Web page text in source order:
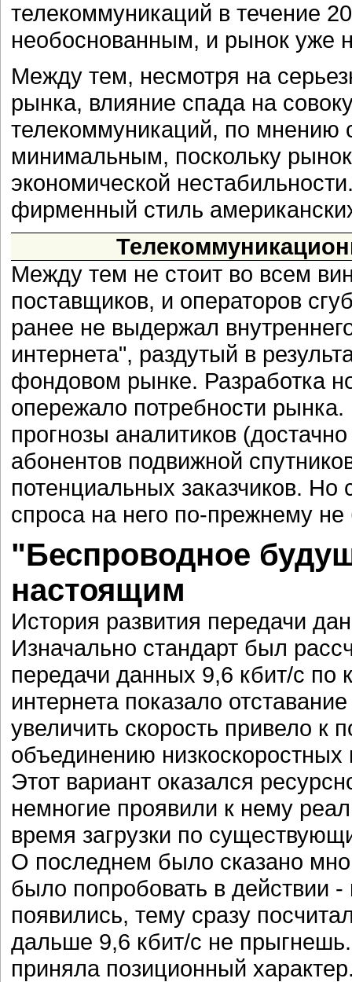
телекоммуникаций в течение
необоснованным, и рынок уже
Между тем, несмотря на
рынка, влияние спада на
телекоммуникаций, по мнению
минимальным, поскольку
экономической
фирменный стиль
Между тем не стоит во всем
поставщиков, и операторов
ранее не выдержал
интернета", раздутый в
фондовом рынке. Разработка
опережало потребности
прогнозы аналитиков
абонентов подвижной
потенциальных заказчиков. Но
спроса на него по-прежнему
"Беспроводное
настоящим
История развития передачи
Изначально стандарт был
передачи данных 9,6 кбит/с
интернета показало
увеличить скорость привело к
объединению низкоскоростных
Этот вариант оказался
немногие проявили к нему
время загрузки по
О последнем было сказано
было попробовать в действии
появились, тему сразу
дальше 9,6 кбит/с не
приняла позиционный